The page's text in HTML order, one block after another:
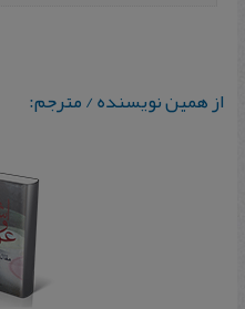
از همین نویسنده / مترجم: